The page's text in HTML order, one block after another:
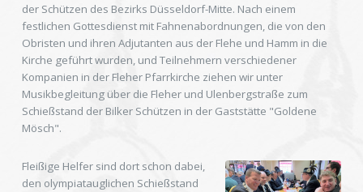
der Schützen des Bezirks Düsseldorf-Mitte. Nach einem
festlichen Gottesdienst mit Fahnenabordnungen, die von den
Obristen und ihren Adjutanten aus der Flehe und Hamm in die
Kirche geführt wurden, und Teilnehmern verschiedener
Kompanien in der Fleher Pfarrkirche ziehen wir unter
Musikbegleitung über die Fleher und Ulenbergstraße zum
Schießstand der Bilker Schützen in der Gaststätte "Goldene
Mösch".
Fleißige Helfer sind dort schon dabei,
den olympiatauglichen Schießstand